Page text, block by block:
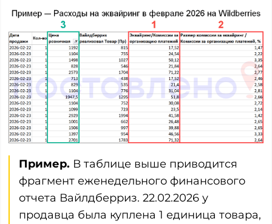
Пример. В таблице выше приводится
фрагмент еженедельного финансового
отчета Вайлдберриз. 22.02.2026 у
продавца была куплена 1 единица товара,